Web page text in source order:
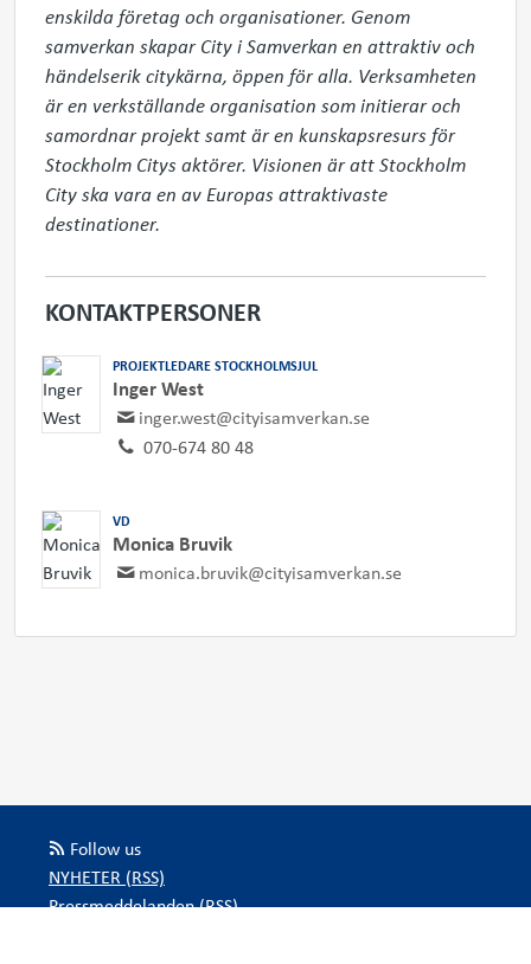
enskilda företag och organisationer. Genom
samverkan skapar City i Samverkan en attraktiv och
händelserik citykärna, öppen för alla. Verksamheten
är en verkställande organisation som initierar och
samordnar projekt samt är en kunskapsresurs för
Stockholm Citys aktörer. Visionen är att Stockholm
City ska vara en av Europas attraktivaste
destinationer.
KONTAKTPERSONER
PROJEKTLEDARE STOCKHOLMSJUL
Inger West
inger.west@cityisamverkan.se
070-674 80 48
VD
Monica Bruvik
monica.bruvik@cityisamverkan.se
Follow us
NYHETER (RSS)
Pressmeddelanden (RSS)